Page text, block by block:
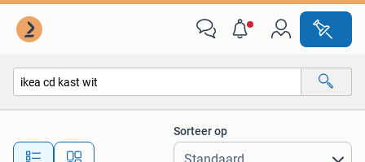
Alle afstanden…
Sorteer op